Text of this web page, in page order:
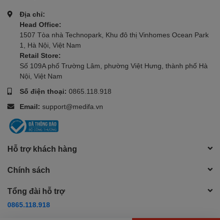
Địa chỉ:
Head Office:
1507 Tòa nhà Technopark, Khu đô thị Vinhomes Ocean Park
1, Hà Nội, Việt Nam
Retail Store:
Số 109A phố Trường Lâm, phường Việt Hưng, thành phố Hà
Nội, Việt Nam
Số điện thoại: 0865.118.918
Email: support@medifa.vn
Hỗ trợ khách hàng
Chính sách
Tổng đài hỗ trợ
0865.118.918